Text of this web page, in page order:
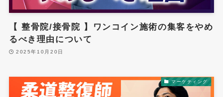
【 整骨院/接骨院 】ワンコイン施術の集客をやめ
るべき理由について
2025年10月20日
マーケティング